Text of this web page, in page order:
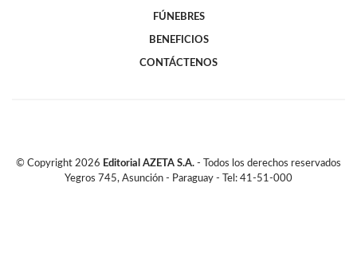
FÚNEBRES
BENEFICIOS
CONTÁCTENOS
© Copyright 2026 Editorial AZETA S.A. - Todos los derechos reservados
Yegros 745, Asunción - Paraguay - Tel: 41-51-000